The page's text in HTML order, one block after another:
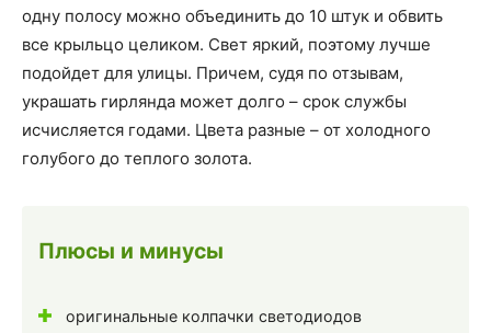
одну полосу можно объединить до 10 штук и обвить
все крыльцо целиком. Свет яркий, поэтому лучше
подойдет для улицы. Причем, судя по отзывам,
украшать гирлянда может долго – срок службы
исчисляется годами. Цвета разные – от холодного
голубого до теплого золота.
Плюсы и минусы
оригинальные колпачки светодиодов